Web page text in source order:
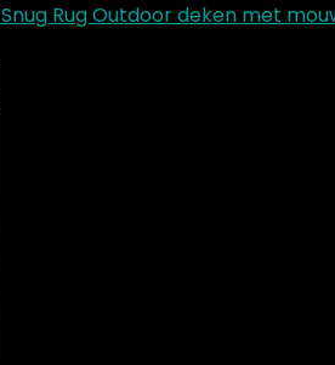
Snug Rug Outdoor deken met